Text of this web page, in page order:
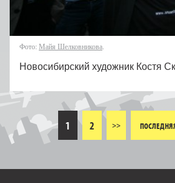
Фото: Майя Шелковникова.
Новосибирский художник Костя
1 2 >>